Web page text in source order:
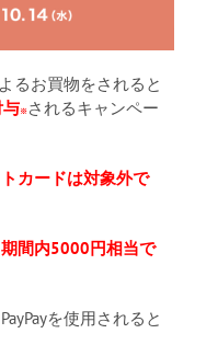
るお買物をされると
与※ されるキャンペー
カードは対象外で
間内5000円相当で
を使用されると